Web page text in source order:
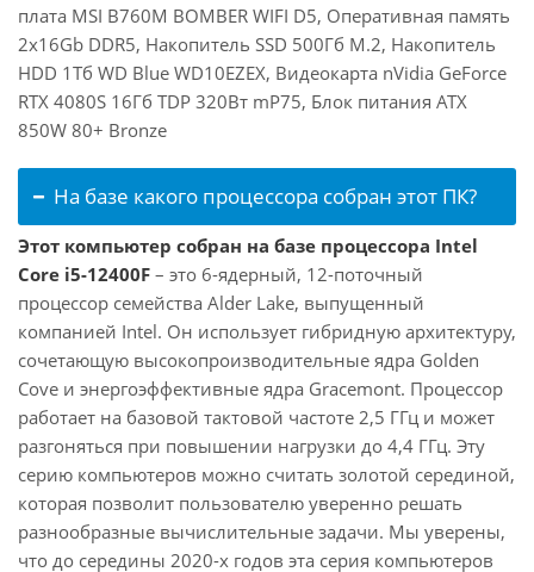
плата MSI B760M BOMBER WIFI D5, Оперативная память
2x16Gb DDR5, Накопитель SSD 500Гб M.2, Накопитель
HDD 1Тб WD Blue WD10EZEX, Видеокарта nVidia GeForce
RTX 4080S 16Гб TDP 320Вт mP75, Блок питания ATX
850W 80+ Bronze
На базе какого процессора собран этот ПК?
Этот компьютер собран на базе процессора Intel
Core i5-12400F – это 6-ядерный, 12-поточный
процессор семейства Alder Lake, выпущенный
компанией Intel. Он использует гибридную архитектуру,
сочетающую высокопроизводительные ядра Golden
Cove и энергоэффективные ядра Gracemont. Процессор
работает на базовой тактовой частоте 2,5 ГГц и может
разгоняться при повышении нагрузки до 4,4 ГГц. Эту
серию компьютеров можно считать золотой серединой,
которая позволит пользователю уверенно решать
разнообразные вычислительные задачи. Мы уверены,
что до середины 2020-х годов эта серия компьютеров